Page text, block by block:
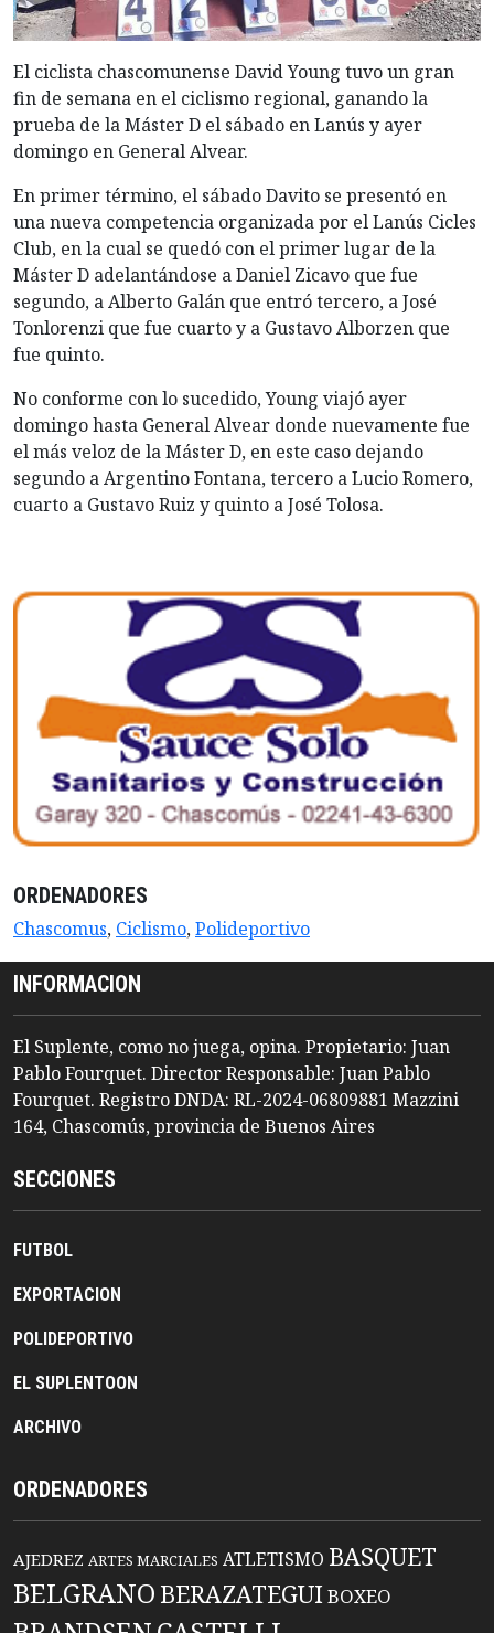
El ciclista chascomunense David Young tuvo un gran
fin de semana en el ciclismo regional, ganando la
prueba de la Máster D el sábado en Lanús y ayer
domingo en General Alvear.
En primer término, el sábado Davito se presentó en
una nueva competencia organizada por el Lanús Cicles
Club, en la cual se quedó con el primer lugar de la
Máster D adelantándose a Daniel Zicavo que fue
segundo, a Alberto Galán que entró tercero, a José
Tonlorenzi que fue cuarto y a Gustavo Alborzen que
fue quinto.
No conforme con lo sucedido, Young viajó ayer
domingo hasta General Alvear donde nuevamente fue
el más veloz de la Máster D, en este caso dejando
segundo a Argentino Fontana, tercero a Lucio Romero,
cuarto a Gustavo Ruiz y quinto a José Tolosa.
ORDENADORES
Chascomus, Ciclismo,Polideportivo
INFORMACION
El Suplente, como no juega, opina. Propietario: Juan
Pablo Fourquet. Director Responsable: Juan Pablo
Fourquet. Registro DNDA: RL-2024-06809881 Mazzini
164, Chascomús, provincia de Buenos Aires
SECCIONES
FUTBOL
EXPORTACION
POLIDEPORTIVO
EL SUPLENTOON
ARCHIVO
ORDENADORES
AJEDREZ ARTES MARCIALES ATLETISMO BASQUET
BELGRANO BERAZATEGUIBOXEO